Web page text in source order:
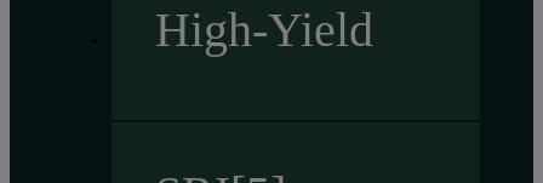
High-Yield